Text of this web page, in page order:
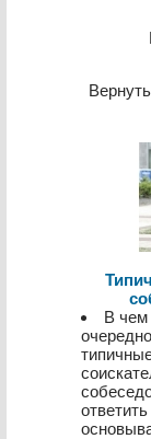
В чем